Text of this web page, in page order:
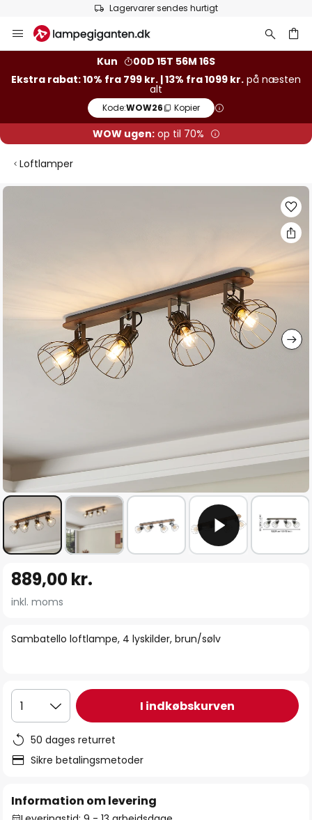
Lagervarer sendes hurtigt
to
Kun
00D 15T 56M 15S
Ekstra rabat: 10% fra 799 kr. | 13% fra 1099 kr. på næsten
alt
Kode:WOW26 Kopier
WOW ugen:op til 70%
Loftlamper
Gå
starten
billedgalleriet
Sambatello loftlampe, 4 lyskilder, brun/sølv
889,00 kr.
inkl. moms
1 I indkøbskurven
50 dages returret
Sikre betalingsmetoder
Information om levering